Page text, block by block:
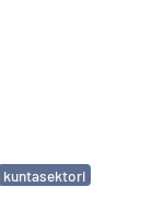
kuntasektori